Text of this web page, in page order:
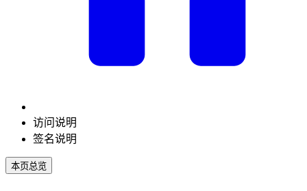
访问说明
签名说明
本页总览